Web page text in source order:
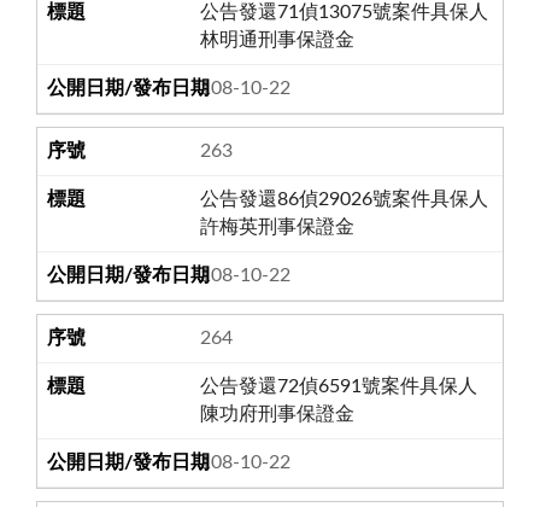
公告發還71偵13075號案件具保人
林明通刑事保證金
108-10-22
263
公告發還86偵29026號案件具保人
許梅英刑事保證金
108-10-22
264
公告發還72偵6591號案件具保人
陳功府刑事保證金
108-10-22